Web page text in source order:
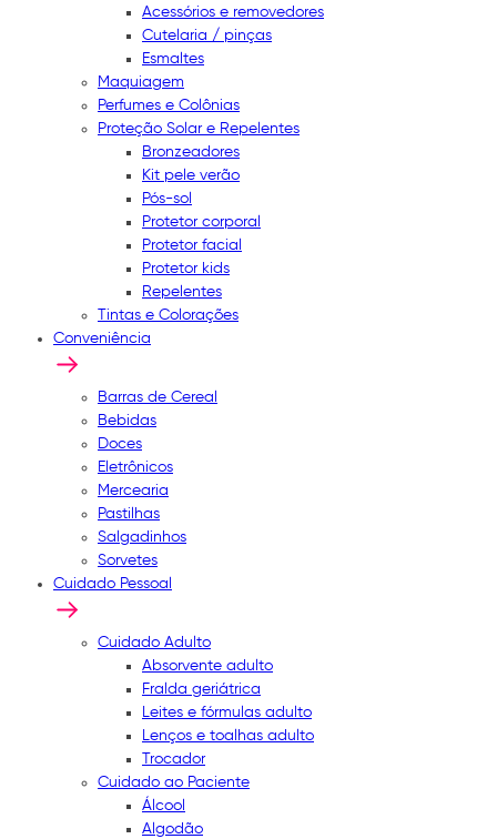
Acessórios e removedores
Cutelaria / pinças
Esmaltes
Maquiagem
Perfumes e Colônias
Proteção Solar e Repelentes
Bronzeadores
Kit pele verão
Pós-sol
Protetor corporal
Protetor facial
Protetor kids
Repelentes
Tintas e Colorações
Conveniência
Barras de Cereal
Bebidas
Doces
Eletrônicos
Mercearia
Pastilhas
Salgadinhos
Sorvetes
Cuidado Pessoal
Cuidado Adulto
Absorvente adulto
Fralda geriátrica
Leites e fórmulas adulto
Lenços e toalhas adulto
Trocador
Cuidado ao Paciente
Álcool
Algodão